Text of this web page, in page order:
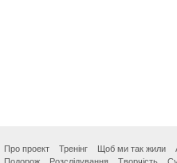
Про проект Тренінг Щоб ми так жили